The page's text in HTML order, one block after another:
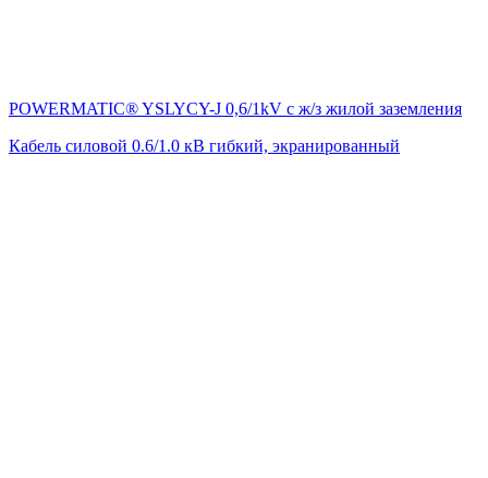
POWERMATIC® YSLYCY-J 0,6/1kV с ж/з жилой заземления
Кабель силовой 0.6/1.0 кВ гибкий, экранированный